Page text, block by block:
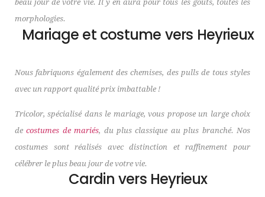
beau jour de votre vie. Il y en aura pour tous les goûts, toutes les
morphologies.
Mariage et costume vers Heyrieux
Nous fabriquons également des chemises, des pulls de tous styles
avec un rapport qualité prix imbattable !
Tricolor, spécialisé dans le mariage, vous propose un large choix
decostumes de mariés, du plus classique au plus branché. Nos
costumes sont réalisés avec distinction et raffinement pour
célébrer le plus beau jour de votre vie.
Cardin vers Heyrieux